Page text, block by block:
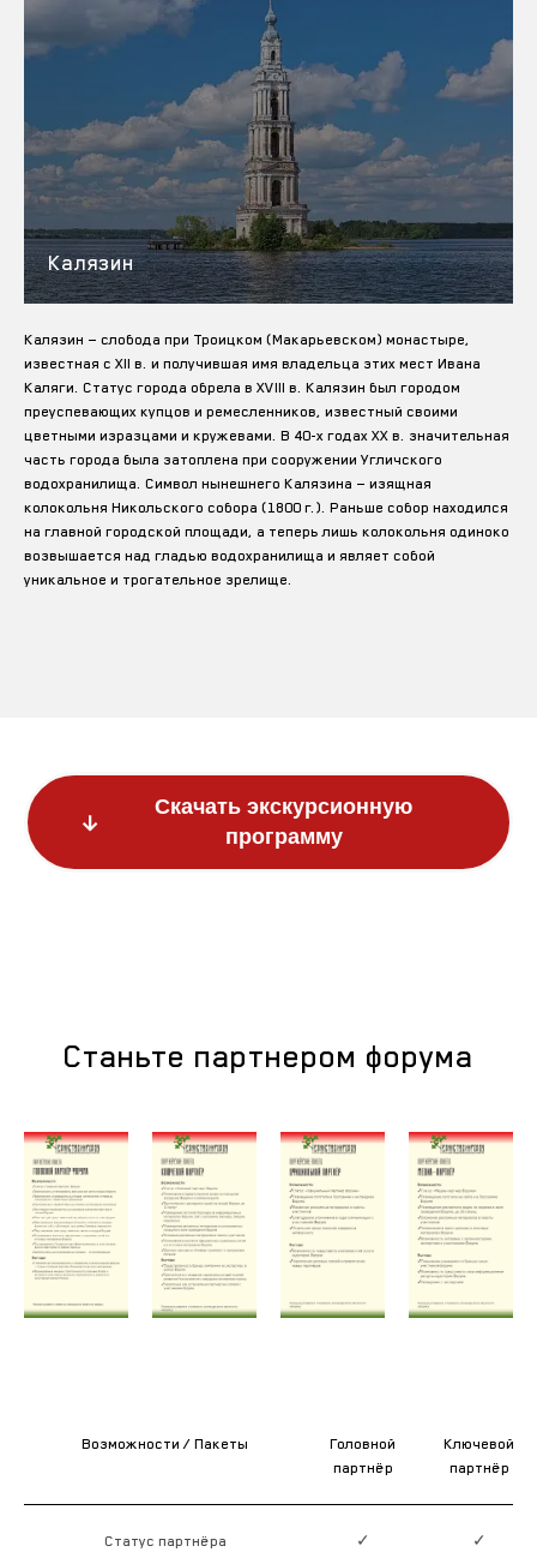
Калязин
Калязин — слобода при Троицком (Макарьевском) монастыре,
известная с XII в. и получившая имя владельца этих мест Ивана
Каляги. Статус города обрела в XVIII в. Калязин был городом
преуспевающих купцов и ремесленников, известный своими
цветными изразцами и кружевами. В 40-х годах XX в. значительная
часть города была затоплена при сооружении Угличского
водохранилища. Символ нынешнего Калязина — изящная
колокольня Никольского собора (1800 г.). Раньше собор находился
на главной городской площади, а теперь лишь колокольня одиноко
возвышается над гладью водохранилища и являет собой
уникальное и трогательное зрелище.
Скачать экскурсионную
программу
Станьте партнером форума
Возможности / Пакеты
Головной
партнёр
Ключевой
партнёр
Статус партнёра ✓ ✓